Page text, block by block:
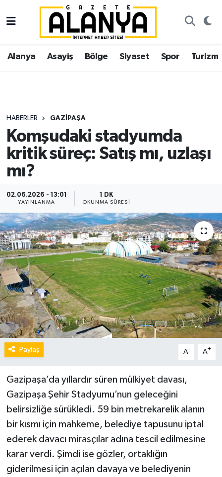
Alanya Asayiş Bölge Siyaset Spor Turizm
HABERLER GAZIPAŞA
Komşudaki stadyumda
kritik süreç: Satış mı, uzlaşı
mı?
02.06.2026 - 13:01
YAYINLANMA
1 DK
OKUNMA SÜRESI
Paylaş A- A+
Gazipaşa’da yıllardır süren mülkiyet davası,
Gazipaşa Şehir Stadyumu’nun geleceğini
belirsizliğe sürükledi. 59 bin metrekarelik alanın
bir kısmı için mahkeme, belediye tapusunu iptal
ederek davacı mirasçılar adına tescil edilmesine
karar verdi. Şimdi ise gözler, ortaklığın
giderilmesi için açılan davaya ve belediyenin
Alanya
Asayiş
Siyaset
Spor
Turizm
Gazipaşa
İstanbul Nöbetçi Eczaneler
İstanbul Hava Durumu
Süper Lig Puan Durumu ve Fikstür
Tüm Manşetler
Son Dakika Haberleri
Haber Arşivi